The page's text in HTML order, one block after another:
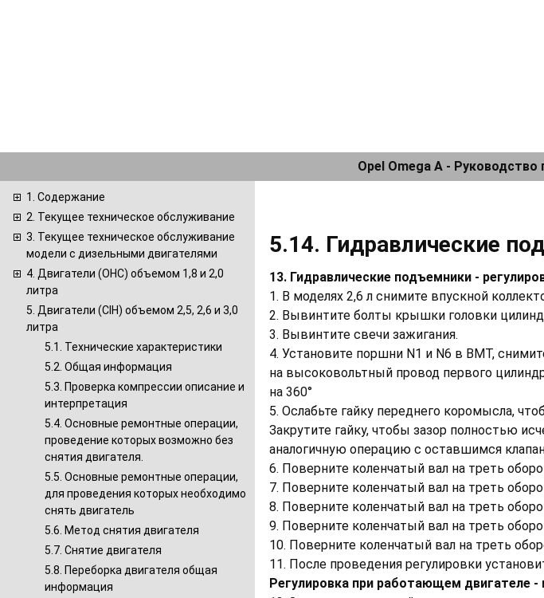
Opel Omega A -
1. Содержание
2. Текущее техническое обслуживание
3. Текущее техническое обслуживание
модели с дизельными двигателями
4. Двигатели (ОНС) объемом 1,8 и 2,0
литра
5. Двигатели (CIH) объемом 2,5, 2,6 и 3,0
литра
5.1. Технические характеристики
5.2. Общая информация
5.3. Проверка компрессии описание и
интерпретация
5.4. Основные ремонтные операции,
проведение которых возможно без
снятия двигателя.
5.5. Основные ремонтные операции,
для проведения которых необходимо
снять двигатель
5.6. Метод снятия двигателя
5.7. Снятие двигателя
5.8. Переборка двигателя общая
информация
5.14. Гидравлические
13. Гидравлические подъемники -
1. В моделях 2,6 л снимите впускной
2. Вывинтите болты крышки головки
3. Вывинтите свечи зажигания.
4. Установите поршни N1 и N6 в ВМТ,
на высоковольтный провод первого
на 360°
5. Ослабьте гайку переднего коромысла,
Закрутите гайку, чтобы зазор полностью
аналогичную операцию с оставшимся
6. Поверните коленчатый вал на треть
7. Поверните коленчатый вал на треть
8. Поверните коленчатый вал на треть
9. Поверните коленчатый вал на треть
10. Поверните коленчатый вал на треть
11. После проведения регулировки
Регулировка при работающем двигателе -